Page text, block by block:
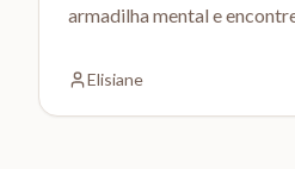
armadilha mental e
Elisiane